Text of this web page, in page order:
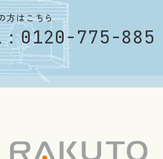
方はこちら
0120-775-885